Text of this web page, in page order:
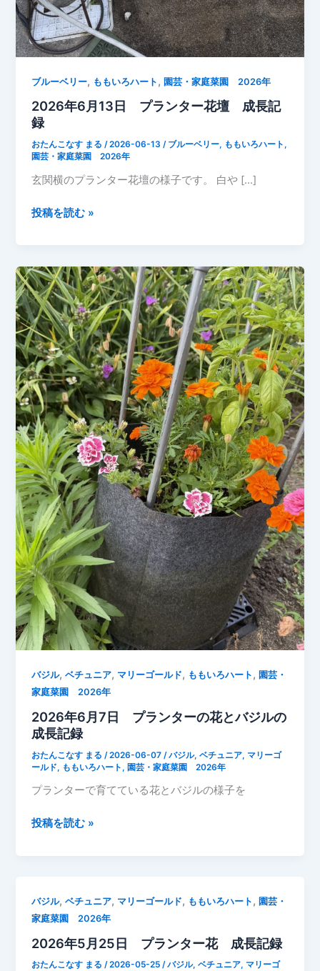
ブルーベリー, ももいろハート ,園芸・家庭菜園 2026年
2026年6月13日 プランター花壇 成長記
録
おたんこなす まる/2026-06-13/ ブルーベリー, ももいろハート ,
園芸・家庭菜園 2026年
玄関横のプランター花壇の様子です。 白や […]
2026
月
13
日
プ
ラ
ン
タ
ー
花
壇
成
長
記
録
投稿を読む »
バジル,ベチュニア, マリーゴールド, ももいろハート ,園芸・
家庭菜園 2026年
2026年6月7日 プランターの花とバジルの
成長記録
おたんこなす まる /2026-06-07 /バジル,ベチュニア, マリーゴ
ールド, ももいろハート , 園芸・家庭菜園 2026年
プランターで育てている花とバジルの様子を
2026
日
プ
ラ
ン
投稿を読む »
バジル,ベチュニア, マリーゴールド, ももいろハート ,園芸・
家庭菜園 2026年
2026年5月25日 プランター花 成長記録
おたんこなす まる/2026-05-25/バジル,ベチュニア, マリーゴ